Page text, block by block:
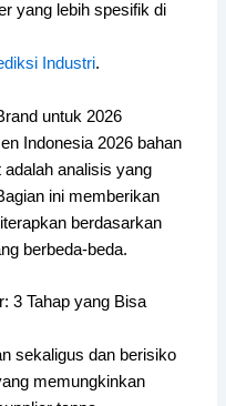
yang lebih spesifik di
Industri.
untuk 2026
Indonesia 2026 bahan
analisis yang
ini memberikan
berdasarkan
berbeda-beda.
3 Tahap yang Bisa
sekaligus dan berisiko
memungkinkan